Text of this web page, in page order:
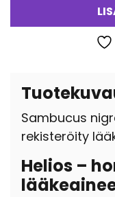
Sambucus
rekisteröity
Helios –